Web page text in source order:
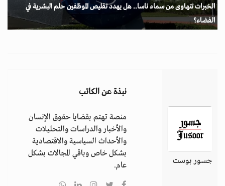
الخبرات تتهاوى من سماء ناسا.. هل يهدد تقليص الموظفين حلم البشرية في
الفضاء؟
جسور بوست
نبذة عن الكاتب
منصة تهتم بقضايا حقوق الإنسان
والأخبار والدراسات والتحليلات
والأحداث السياسية والاقتصادية
بشكل خاص وباقي المجالات بشكل
عام.